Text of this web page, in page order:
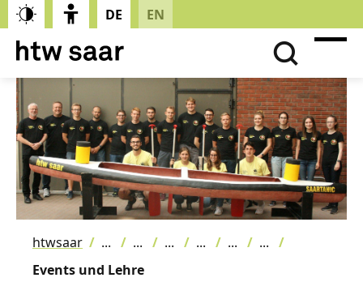
DE EN
htwsaar
Events und Lehre